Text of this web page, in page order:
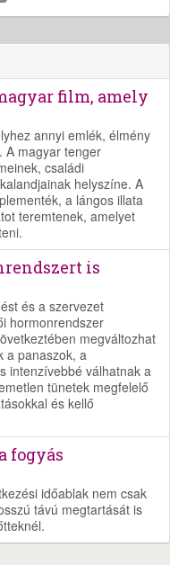
film, amely
annyi emlék, élmény
A magyar tenger
családi
helyszíne. A
a lángos illata
teremtenek, amelyet
is
és a szervezet
hormonrendszer
megváltozhat
a panaszok, a
intenzívebbé válhatnak a
tünetek megfelelő
és kellő
fogyás
időablak nem csak
távú megtartását is